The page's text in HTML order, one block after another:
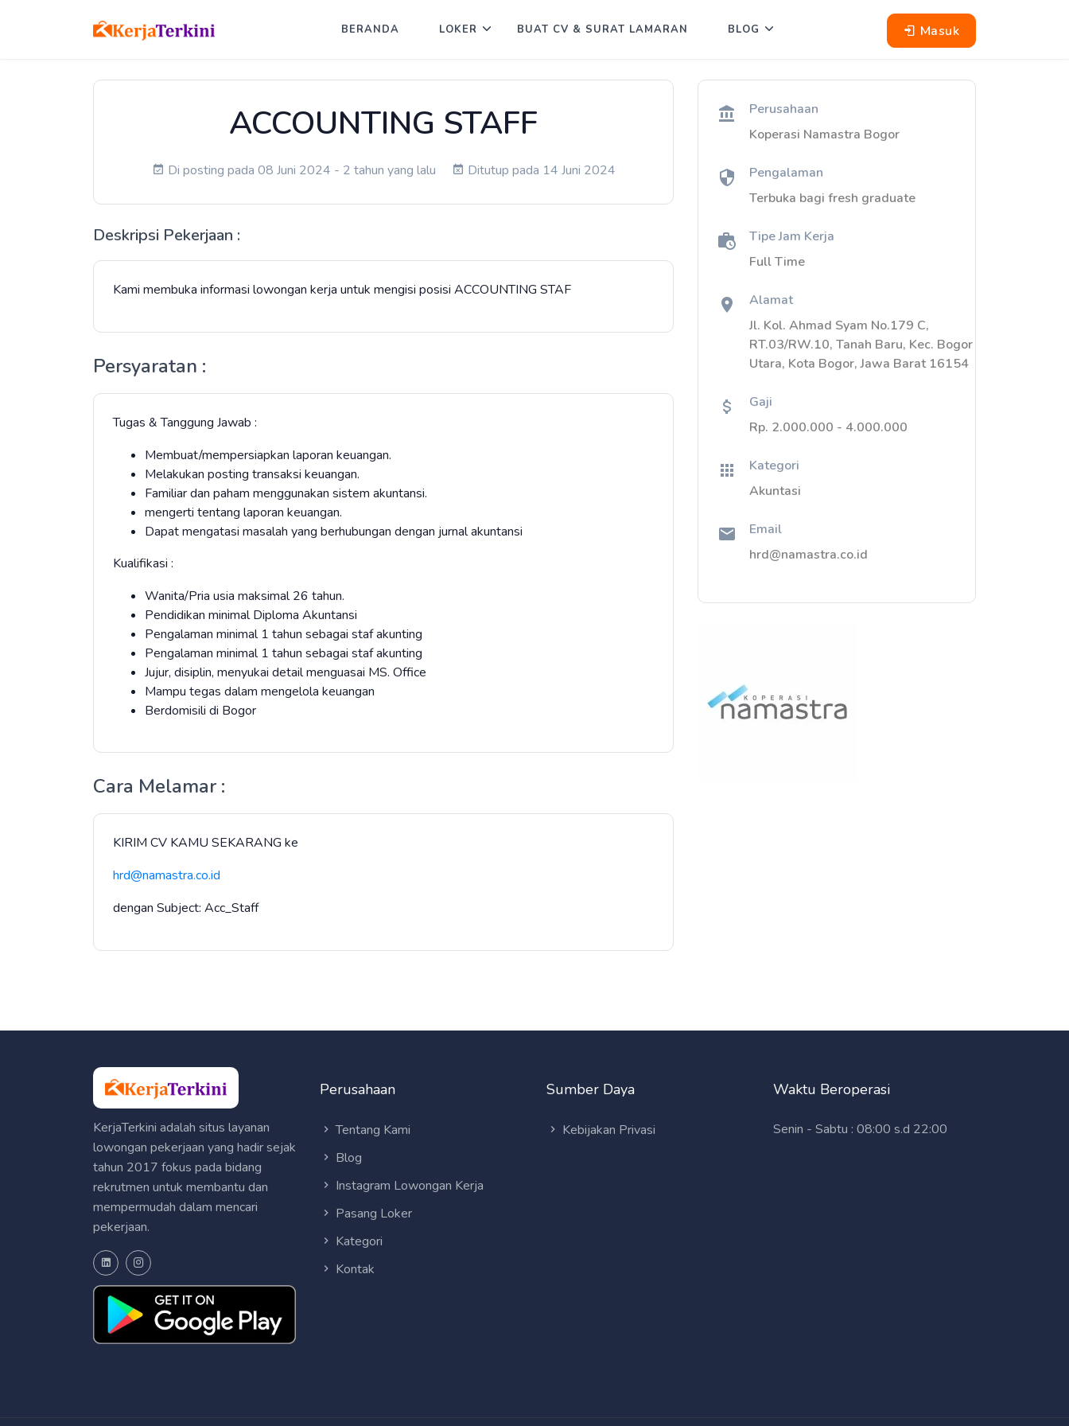
Masuk
BERANDA LOKER BUAT CV & SURAT LAMARAN BLOG
ACCOUNTING STAFF
Di posting pada 08 Juni 2024 - 2 tahun yang lalu Ditutup pada 14 Juni 2024
Deskripsi Pekerjaan :
Kami membuka informasi lowongan kerja untuk mengisi posisi ACCOUNTING STAF
Persyaratan :
Tugas & Tanggung Jawab :
Membuat/mempersiapkan laporan keuangan.
Melakukan posting transaksi keuangan.
Familiar dan paham menggunakan sistem akuntansi.
mengerti tentang laporan keuangan.
Dapat mengatasi masalah yang berhubungan dengan jurnal akuntansi
Kualifikasi :
Wanita/Pria usia maksimal 26 tahun.
Pendidikan minimal Diploma Akuntansi
Pengalaman minimal 1 tahun sebagai staf akunting
Pengalaman minimal 1 tahun sebagai staf akunting
Jujur, disiplin, menyukai detail menguasai MS. Office
Mampu tegas dalam mengelola keuangan
Berdomisili di Bogor
Cara Melamar :
KIRIM CV KAMU SEKARANG ke
hrd@namastra.co.id
dengan Subject: Acc_Staff
Perusahaan
Koperasi Namastra Bogor
Pengalaman
Terbuka bagi fresh graduate
Tipe Jam Kerja
Full Time
Alamat
Jl. Kol. Ahmad Syam No.179 C,
RT.03/RW.10, Tanah Baru, Kec. Bogor
Utara, Kota Bogor, Jawa Barat 16154
Gaji
Rp. 2.000.000 - 4.000.000
Kategori
Akuntasi
Email
hrd@namastra.co.id
KerjaTerkini adalah situs layanan
lowongan pekerjaan yang hadir sejak
tahun 2017 fokus pada bidang
rekrutmen untuk membantu dan
mempermudah dalam mencari
pekerjaan.
Perusahaan
Tentang Kami
Blog
Instagram Lowongan Kerja
Pasang Loker
Kategori
Kontak
Sumber Daya
Kebijakan Privasi
Waktu Beroperasi
Senin - Sabtu : 08:00 s.d 22:00